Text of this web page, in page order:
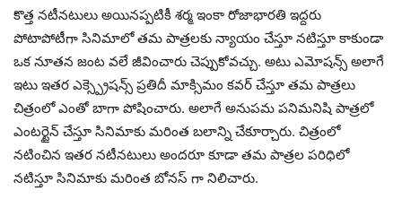
కొత్త నటీనటులు అయినప్పటికీ శర్మ ఇంకా రోజాభారతి ఇద్దరు
పోటాపోటీగా సినిమాలో తమ పాత్రలకు న్యాయం చేస్తూ నటిస్తూ కాకుండా
ఒక నూతన జంట వలే జీవించారు చెప్పుకోవచ్చు. అటు ఎమోషన్స్ అలాగే
ఇటు ఇతర ఎక్స్ప్రెషన్స్ ప్రతిదీ మాక్సిమం కవర్ చేస్తూ తమ పాత్రలు
చిత్రంలో ఎంతో బాగా పోషించారు. అలాగే అనుపమ పనిమనిషి పాత్రలో
ఎంటర్టైన్ చేస్తూ సినిమాకు మరింత బలాన్ని చేకూర్చారు. చిత్రంలో
నటించిన ఇతర నటీనటులు అందరూ కూడా తమ పాత్రల పరిధిలో
నటిస్తూ సినిమాకు మరింత బోనస్ గా నిలిచారు.